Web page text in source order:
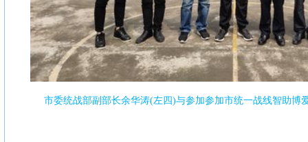
市委统战部副部长余华涛(左四)与参加参加市统一战线智助博